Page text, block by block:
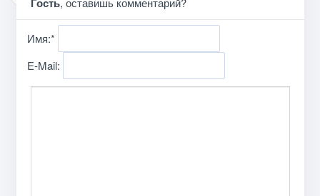
Имя:*
E-Mail: